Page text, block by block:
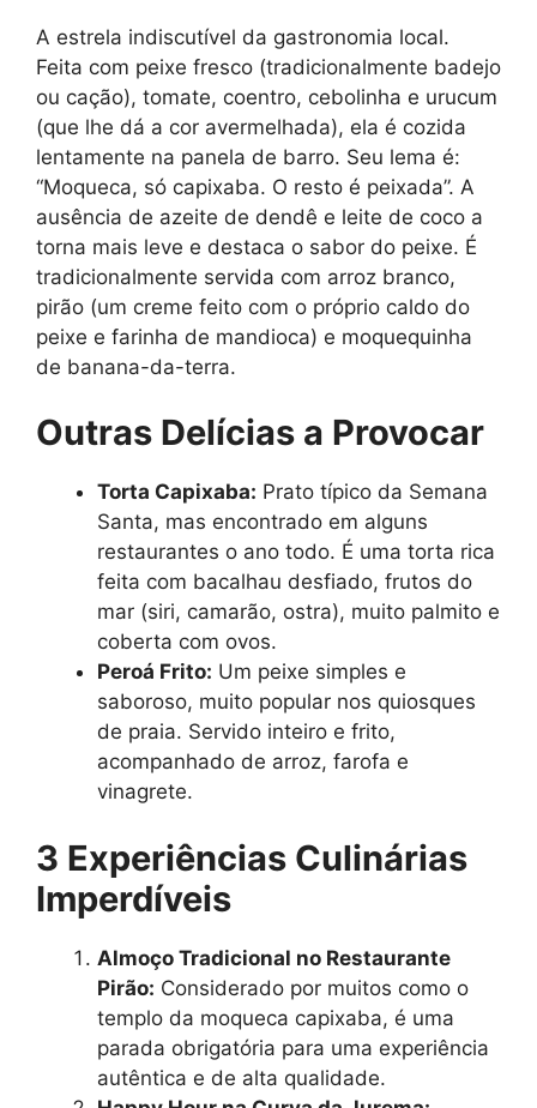
A estrela indiscutível da gastronomia local.
Feita com peixe fresco (tradicionalmente badejo
ou cação), tomate, coentro, cebolinha e urucum
(que lhe dá a cor avermelhada), ela é cozida
lentamente na panela de barro. Seu lema é:
“Moqueca, só capixaba. O resto é peixada”. A
ausência de azeite de dendê e leite de coco a
torna mais leve e destaca o sabor do peixe. É
tradicionalmente servida com arroz branco,
pirão (um creme feito com o próprio caldo do
peixe e farinha de mandioca) e moquequinha
de banana-da-terra.
Outras Delícias a Provocar
Torta Capixaba: Prato típico da Semana
Santa, mas encontrado em alguns
restaurantes o ano todo. É uma torta rica
feita com bacalhau desfiado, frutos do
mar (siri, camarão, ostra), muito palmito e
coberta com ovos.
Peroá Frito: Um peixe simples e
saboroso, muito popular nos quiosques
de praia. Servido inteiro e frito,
acompanhado de arroz, farofa e
vinagrete.
3 Experiências Culinárias
Imperdíveis
Almoço Tradicional no Restaurante
Pirão: Considerado por muitos como o
templo da moqueca capixaba, é uma
parada obrigatória para uma experiência
autêntica e de alta qualidade.